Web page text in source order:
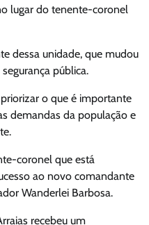
lugar do tenente-coronel
dessa unidade, que mudou
pública.
o que é importante
demandas da população e
coronel que está
ao novo comandante
Wanderlei Barbosa.
recebeu um